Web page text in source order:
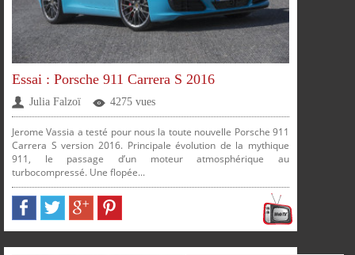
PARTAGERPARTAGERPARTAGERPARTAGER
Essai : Porsche 911 Carrera S 2016
Julia Falzoï 4275 vues
Jerome Vassia a testé pour nous la toute nouvelle Porsche 911
Carrera S version 2016. Principale évolution de la mythique
911, le passage d’un moteur atmosphérique au
turbocompressé. Une flopée...